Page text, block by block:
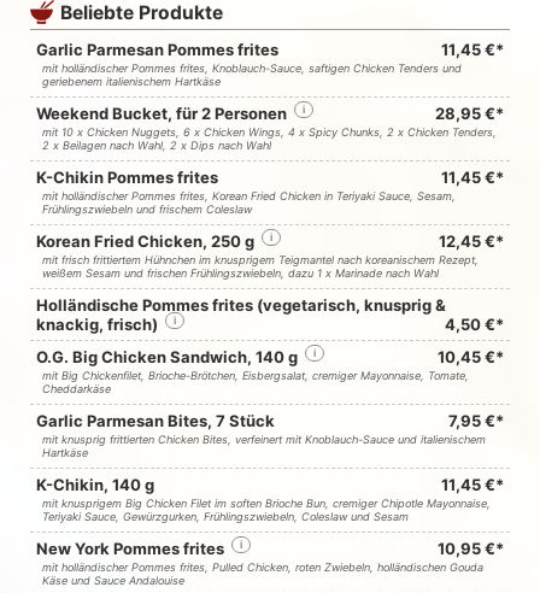
Beliebte Produkte
Garlic Parmesan Pommes frites 11,45 €*
mit holländischer Pommes frites, Knoblauch-Sauce, saftigen Chicken Tenders und
geriebenem italienischem Hartkäse
Weekend Bucket, für 2 Personen i 28,95 €*
mit 10 x Chicken Nuggets, 6 x Chicken Wings, 4 x Spicy Chunks, 2 x Chicken Tenders,
2 x Beilagen nach Wahl, 2 x Dips nach Wahl
K-Chikin Pommes frites 11,45 €*
mit holländischer Pommes frites, Korean Fried Chicken in Teriyaki Sauce, Sesam,
Frühlingszwiebeln und frischem Coleslaw
Korean Fried Chicken, 250 g i 12,45 €*
mit frisch frittiertem Hühnchen im knusprigem Teigmantel nach koreanischem Rezept,
weißem Sesam und frischen Frühlingszwiebeln, dazu 1 x Marinade nach Wahl
Holländische Pommes frites (vegetarisch, knusprig &
knackig, frisch)
i
4,50 €*
O.G. Big Chicken Sandwich, 140 g
i 10,45 €*
mit Big Chickenfilet, Brioche-Brötchen, Eisbergsalat, cremiger Mayonnaise, Tomate,
Cheddarkäse
Garlic Parmesan Bites, 7 Stück 7,95 €*
mit knusprig frittierten Chicken Bites, verfeinert mit Knoblauch-Sauce und italienischem
Hartkäse
K-Chikin, 140 g 11,45 €*
mit knusprigem Big Chicken Filet im soften Brioche Bun, cremiger Chipotle Mayonnaise,
Teriyaki Sauce, Gewürzgurken, Frühlingszwiebeln, Coleslaw und Sesam
New York Pommes frites i 10,95 €*
mit holländischer Pommes frites, Pulled Chicken, roten Zwiebeln, holländischen Gouda
Käse und Sauce Andalouise